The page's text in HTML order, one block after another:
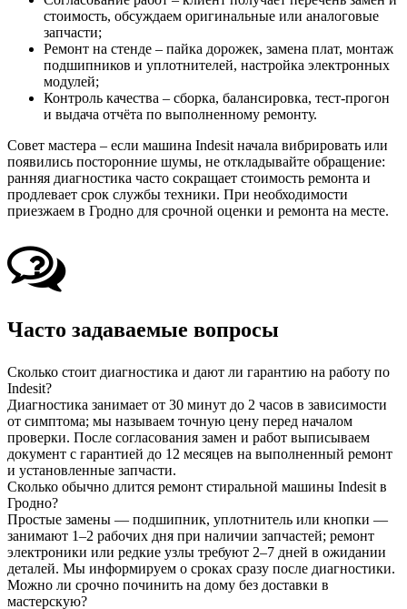
стоимость, обсуждаем оригинальные или аналоговые
запчасти;
Ремонт на стенде – пайка дорожек, замена плат, монтаж
подшипников и уплотнителей, настройка электронных
модулей;
Контроль качества – сборка, балансировка, тест‑прогон
и выдача отчёта по выполненному ремонту.
Совет мастера – если машина Indesit начала вибрировать или
появились посторонние шумы, не откладывайте обращение:
ранняя диагностика часто сокращает стоимость ремонта и
продлевает срок службы техники. При необходимости
приезжаем в Гродно для срочной оценки и ремонта на месте.
Часто задаваемые вопросы
Сколько стоит диагностика и дают ли гарантию на работу по
Indesit?
Диагностика занимает от 30 минут до 2 часов в зависимости
от симптома; мы называем точную цену перед началом
проверки. После согласования замен и работ выписываем
документ с гарантией до 12 месяцев на выполненный ремонт
и установленные запчасти.
Сколько обычно длится ремонт стиральной машины Indesit в
Гродно?
Простые замены — подшипник, уплотнитель или кнопки —
занимают 1–2 рабочих дня при наличии запчастей; ремонт
электроники или редкие узлы требуют 2–7 дней в ожидании
деталей. Мы информируем о сроках сразу после диагностики.
Можно ли срочно починить на дому без доставки в
мастерскую?